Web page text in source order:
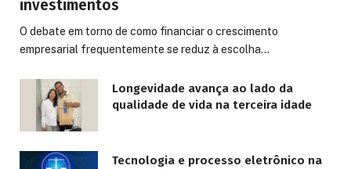
investimentos
O debate em torno de como financiar o crescimento
empresarial frequentemente se reduz à escolha…
Longevidade avança ao lado da
qualidade de vida na terceira idade
Tecnologia e processo eletrônico na